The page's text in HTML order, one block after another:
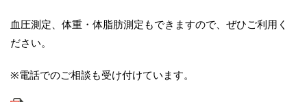
血圧測定、体重・体脂肪測定もできますので、ぜひご利用く
ださい。
※電話でのご相談も受け付けています。